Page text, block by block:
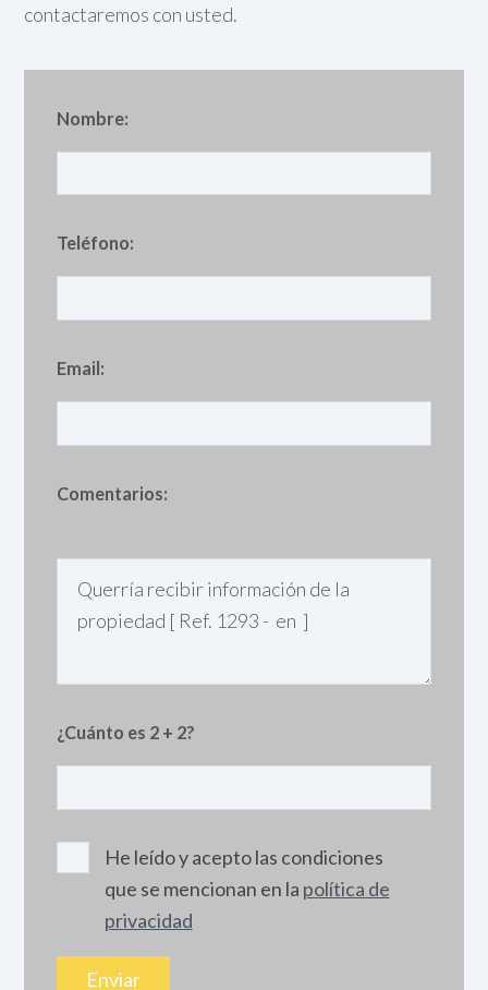
contactaremos con usted.
Nombre:
Teléfono:
Email:
Comentarios:
¿Cuánto es 2 + 2?
He leído y acepto las condiciones
que se mencionan en la política de
privacidad